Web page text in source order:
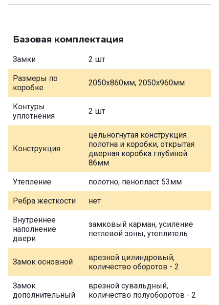
Базовая комплектация
Замки 2 шт
Размеры по
коробке
2050х860мм, 2050х960мм
Контуры
уплотнения
2 шт
Конструкция
цельногнутая конструкция
полотна и коробки, открытая
дверная коробка глубиной
86мм
Утепление полотно, пенопласт 53мм
Ребра жесткости нет
Внутреннее
наполнение
двери
замковый карман, усиление
петлевой зоны, утеплитель
Замок основной
врезной цилиндровый,
количество оборотов - 2
Замок
дополнительный
врезной сувальдный,
количество полуоборотов - 2